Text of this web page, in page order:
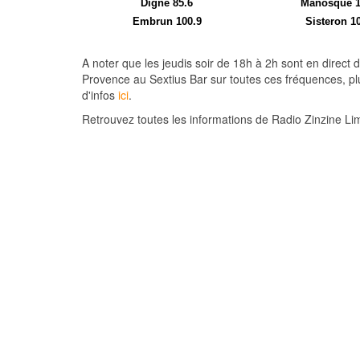
Digne 85.6
Manosque
Embrun 100.9
Sisteron
A noter que les jeudis soir de 18h à 2h sont en direct
Provence au Sextius Bar sur toutes ces fréquences,
d'infos ici.
Retrouvez toutes les informations de Radio Zinzine